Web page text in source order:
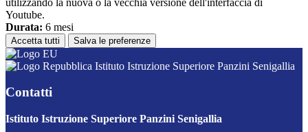
Youtube.
Durata: 6 mesi
Accetta tutti Salva le preferenze
Istituto Istruzione Superiore Panzini Senigallia
Contatti
Istituto Istruzione Superiore Panzini Senigallia